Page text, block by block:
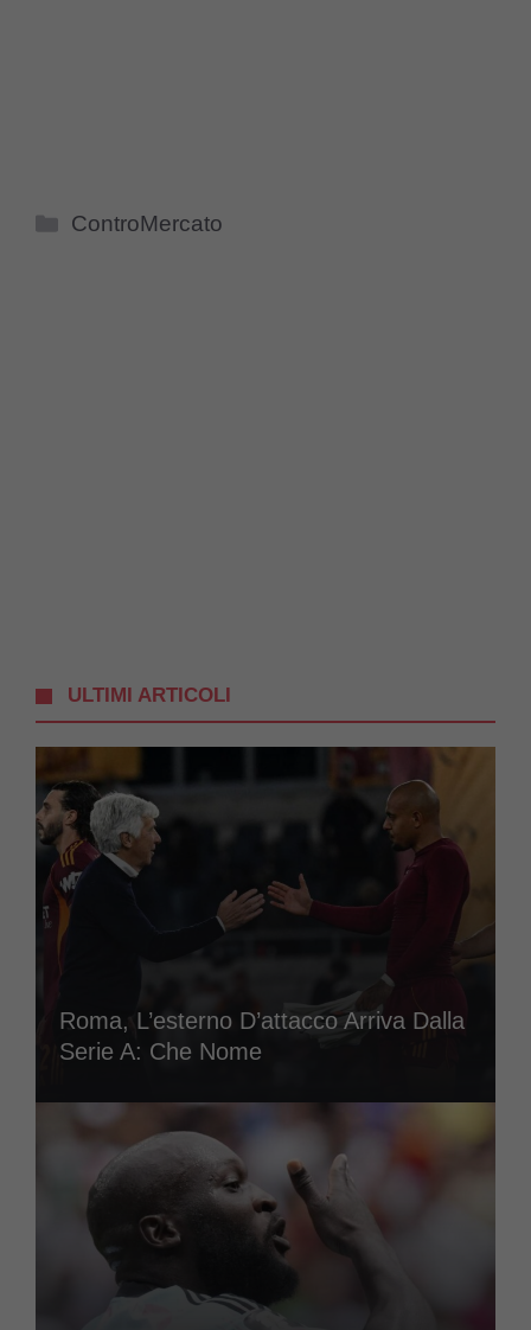
Categorie
ControMercato
ULTIMI ARTICOLI
Roma, L’esterno D’attacco Arriva Dalla
Serie A: Che Nome